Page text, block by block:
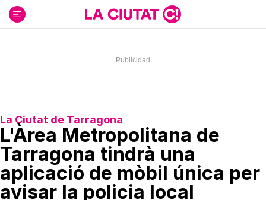
contenido
La Ciutat de Tarragona
L'Àrea Metropolitana de
Tarragona tindrà una
aplicació de mòbil única per
avisar la policia local